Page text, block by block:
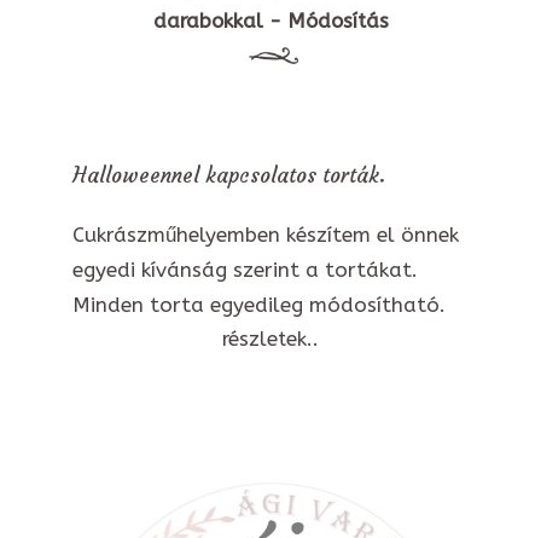
darabokkal - Módosítás
Halloweennel kapcsolatos torták.
Cukrászműhelyemben készítem el önnek
egyedi kívánság szerint a tortákat.
Minden torta egyedileg módosítható.
részletek..